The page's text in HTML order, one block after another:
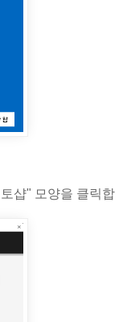
샵" 모양을 클릭합